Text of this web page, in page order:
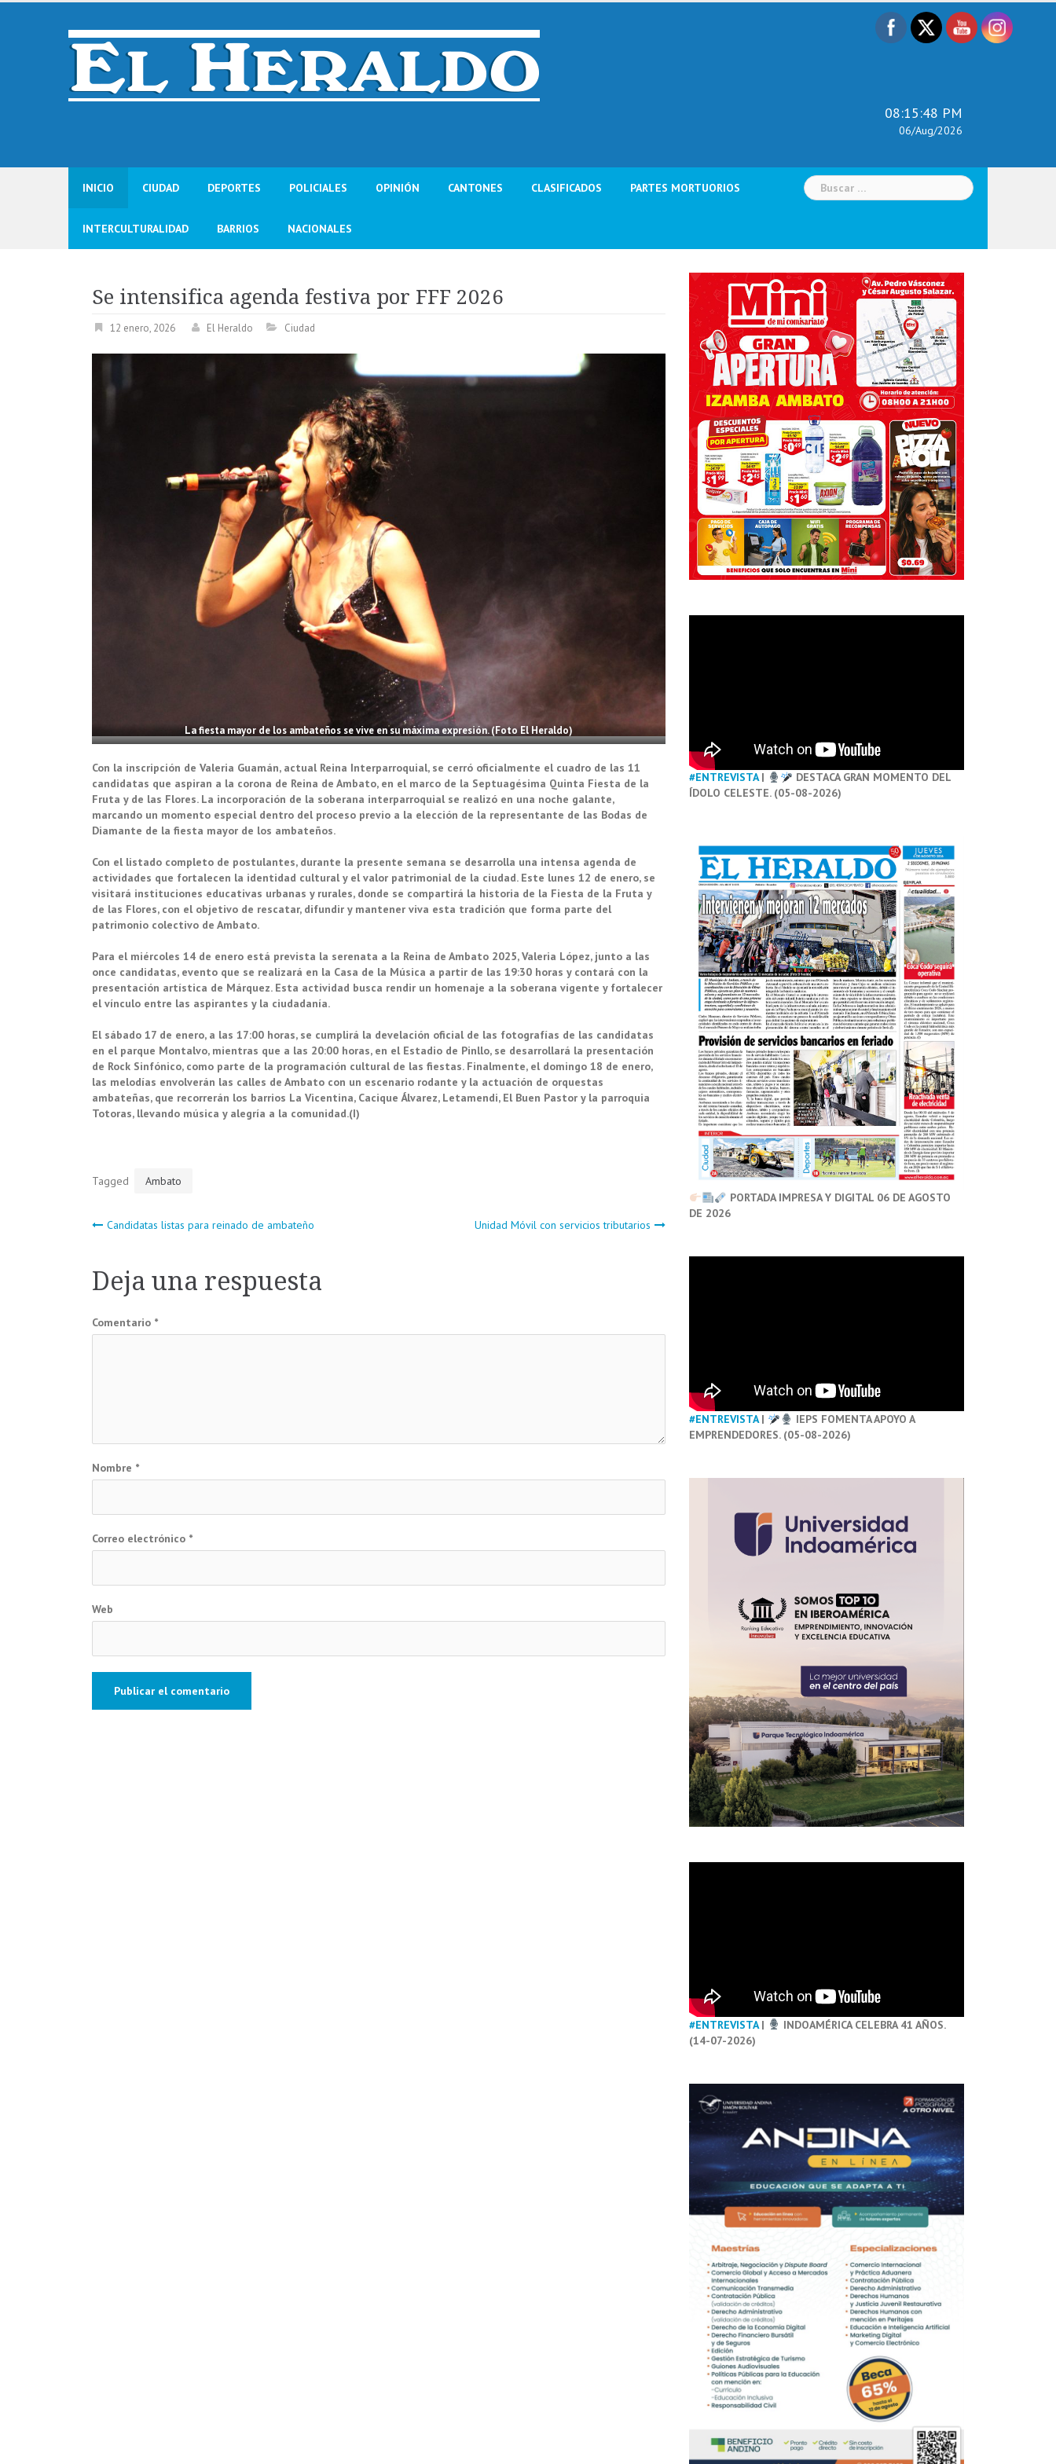
Skip
08:15:49 PM
06/Aug/2026
INICIO CIUDAD DEPORTES POLICIALES OPINIÓN CANTONES CLASIFICADOS PARTES MORTUORIOS
INTERCULTURALIDAD BARRIOS NACIONALES
Buscar:
Se intensifica agenda festiva por FFF 2026
12 enero, 2026 El Heraldo Ciudad
La fiesta mayor de los ambateños se vive en su máxima expresión. (Foto El Heraldo)
Con la inscripción de Valeria Guamán, actual Reina Interparroquial, se cerró oficialmente el cuadro de las 11
candidatas que aspiran a la corona de Reina de Ambato, en el marco de la Septuagésima Quinta Fiesta de la
Fruta y de las Flores. La incorporación de la soberana interparroquial se realizó en una noche galante,
marcando un momento especial dentro del proceso previo a la elección de la representante de las Bodas de
Diamante de la fiesta mayor de los ambateños.
Con el listado completo de postulantes, durante la presente semana se desarrolla una intensa agenda de
actividades que fortalecen la identidad cultural y el valor patrimonial de la ciudad. Este lunes 12 de enero, se
visitará instituciones educativas urbanas y rurales, donde se compartirá la historia de la Fiesta de la Fruta y
de las Flores, con el objetivo de rescatar, difundir y mantener viva esta tradición que forma parte del
patrimonio colectivo de Ambato.
Para el miércoles 14 de enero está prevista la serenata a la Reina de Ambato 2025, Valeria López, junto a las
once candidatas, evento que se realizará en la Casa de la Música a partir de las 19:30 horas y contará con la
presentación artística de Márquez. Esta actividad busca rendir un homenaje a la soberana vigente y fortalecer
el vínculo entre las aspirantes y la ciudadanía.
El sábado 17 de enero, a las 17:00 horas, se cumplirá la develación oficial de las fotografías de las candidatas
en el parque Montalvo, mientras que a las 20:00 horas, en el Estadio de Pinllo, se desarrollará la presentación
de Rock Sinfónico, como parte de la programación cultural de las fiestas. Finalmente, el domingo 18 de enero,
las melodías envolverán las calles de Ambato con un escenario rodante y la actuación de orquestas
ambateñas, que recorrerán los barrios La Vicentina, Cacique Álvarez, Letamendi, El Buen Pastor y la parroquia
Totoras, llevando música y alegría a la comunidad.(I)
Tagged Ambato
Navegación
de
entradas
Candidatas listas para reinado de ambateño Unidad Móvil con servicios tributarios
Deja una respuesta
Comentario *
Nombre *
Correo electrónico *
Web
#ENTREVISTA|
DESTACA GRAN MOMENTO DEL
ÍDOLO CELESTE. (05-08-2026)
PORTADA IMPRESA Y DIGITAL 06 DE AGOSTO
DE 2026
#ENTREVISTA|
IEPS FOMENTA APOYO A
EMPRENDEDORES. (05-08-2026)
#ENTREVISTA|
INDOAMÉRICA CELEBRA 41 AÑOS.
(14-07-2026)